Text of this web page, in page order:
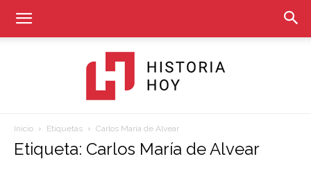
Historia
Inicio Etiquetas Carlos María de Alvear
Etiqueta: Carlos María de Alvear